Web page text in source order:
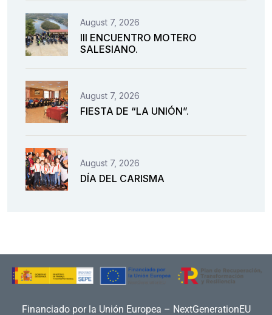
August 7, 2026
III ENCUENTRO MOTERO
SALESIANO.
August 7, 2026
FIESTA DE “LA UNIÓN”.
August 7, 2026
DÍA DEL CARISMA
Financiado por la Unión Europea – NextGenerationEU